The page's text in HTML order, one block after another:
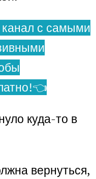
с самыми
куда-то в
вернуться,